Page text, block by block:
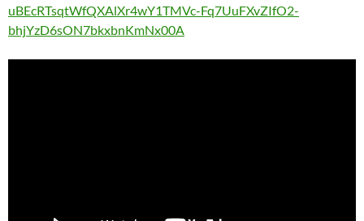
uBEcRTsqtWfQXAlXr4wY1TMVc-Fq7UuFXvZIfO2-
bhjYzD6sON7bkxbnKmNx00A